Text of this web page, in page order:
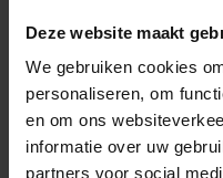
Deze website maakt
We gebruiken cookies
personaliseren, om
en om ons
informatie over uw
partners voor social
Grate Goods
Paprika BBQ
GRATE GOODS
Grate Goods